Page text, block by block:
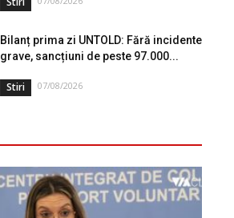
Bilanț prima zi UNTOLD: Fără incidente
grave, sancțiuni de peste 97.000...
Stiri 07/08/2026